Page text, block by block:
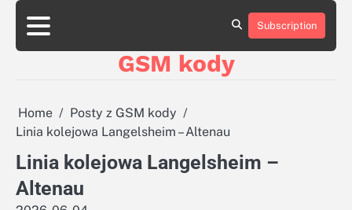
Skip
content
aluminumboatplans.com
dobra-
reklamowe.pl
plywoodboatplans.com
Strony
ujednoznaczniające
aluminumboatplans.com
dobra-
Strony
ujednoznaczniające
Kontakt
Kontakt
Subscription
GSM kody
Home
Posty z GSM kody
Linia kolejowa Langelsheim – Altenau
Linia kolejowa Langelsheim –
Altenau